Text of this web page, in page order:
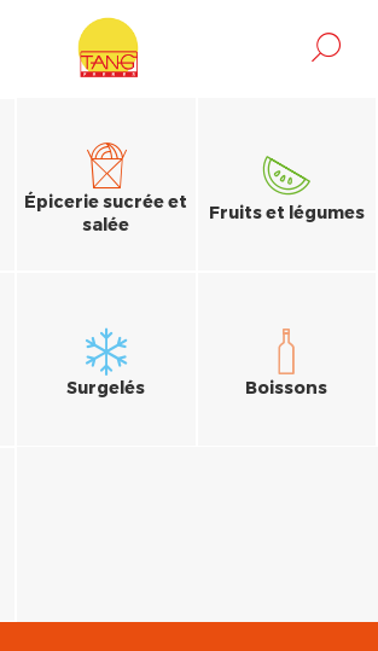
Épicerie sucrée et
salée
Fruits et légumes
Surgelés Boissons